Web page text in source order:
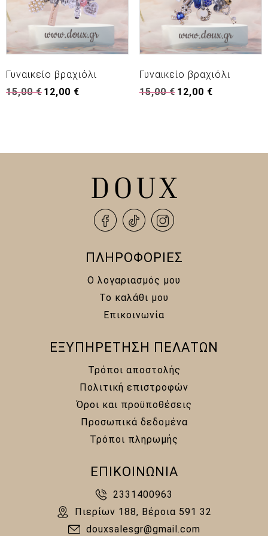
Γυναικείο βραχιόλι
15,00€ Original
12,00 €
Γυναικείο βραχιόλι
15,00€ Original
12,00 €Η
ΠΛΗΡΟΦΟΡΙΕΣ
Ο λογαριασμός μου
Το καλάθι μου
Επικοινωνία
ΕΞΥΠΗΡΕΤΗΣΗ ΠΕΛΑΤΩΝ
Τρόποι αποστολής
Πολιτική επιστροφών
Όροι και προϋποθέσεις
Προσωπικά δεδομένα
Τρόποι πληρωμής
ΕΠΙΚΟΙΝΩΝΙΑ
2331400963
Πιερίων 188, Βέροια 591 32
douxsalesgr@gmail.com